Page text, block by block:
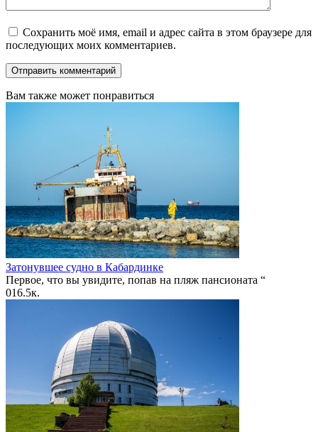
Сохранить моё имя, email и адрес сайта в этом браузере для
последующих моих комментариев.
Вам также может понравиться
Затонувшее судно в Кабардинке
Первое, что вы увидите, попав на пляж пансионата “
016.5к.